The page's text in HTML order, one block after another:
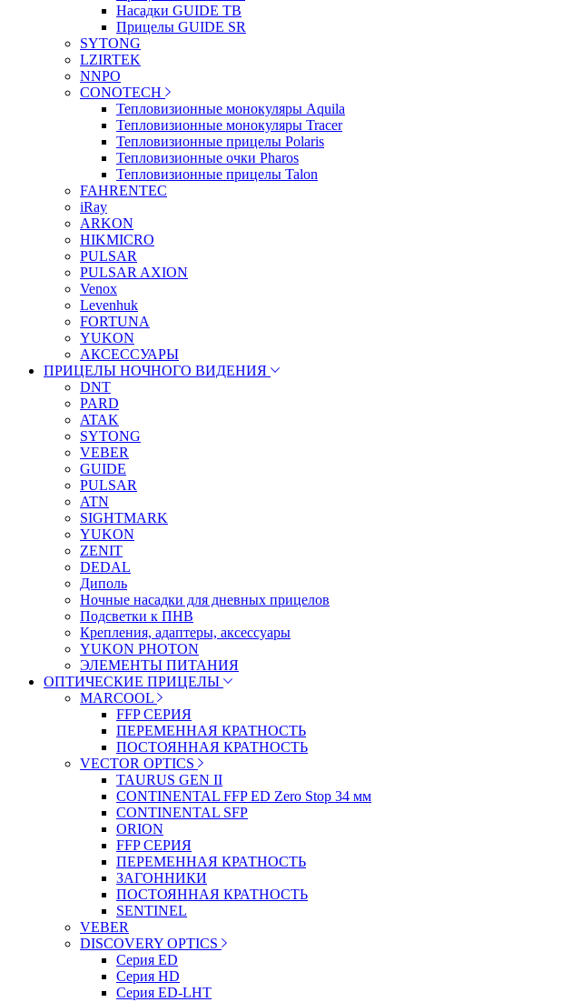
Насадки GUIDE TB
Прицелы GUIDE SR
SYTONG
LZIRTEK
NNPO
CONOTECH
Тепловизионные монокуляры Aquila
Тепловизионные монокуляры Tracer
Тепловизионные прицелы Polaris
Тепловизионные очки Pharos
Тепловизионные прицелы Talon
FAHRENTEC
iRay
ARKON
HIKMICRO
PULSAR
PULSAR AXION
Venox
Levenhuk
FORTUNA
YUKON
АКСЕССУАРЫ
ПРИЦЕЛЫ НОЧНОГО ВИДЕНИЯ
DNT
PARD
ATAK
SYTONG
VEBER
GUIDE
PULSAR
ATN
SIGHTMARK
YUKON
ZENIT
DEDAL
Диполь
Ночные насадки для дневных прицелов
Подсветки к ПНВ
Крепления, адаптеры, аксессуары
YUKON PHOTON
ЭЛЕМЕНТЫ ПИТАНИЯ
ОПТИЧЕСКИЕ ПРИЦЕЛЫ
MARCOOL
FFP СЕРИЯ
ПЕРЕМЕННАЯ КРАТНОСТЬ
ПОСТОЯННАЯ КРАТНОСТЬ
VECTOR OPTICS
TAURUS GEN II
CONTINENTAL FFP ED Zero Stop 34 мм
CONTINENTAL SFP
ORION
FFP СЕРИЯ
ПЕРЕМЕННАЯ КРАТНОСТЬ
ЗАГОННИКИ
ПОСТОЯННАЯ КРАТНОСТЬ
SENTINEL
VEBER
DISCOVERY OPTICS
Серия ED
Серия HD
Серия ED-LHT